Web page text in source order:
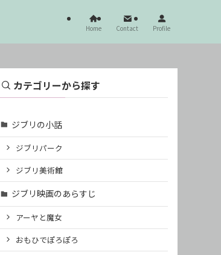
Home Contact Profile
カテゴリーから探す
ジブリの小話
ジブリパーク
ジブリ美術館
ジブリ映画のあらすじ
アーヤと魔女
おもひでぽろぽろ